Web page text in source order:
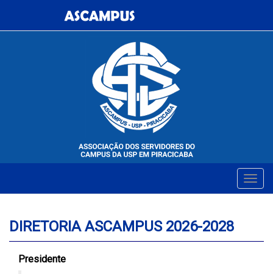
DIRETORIA ASCAMPUS 2026-2028
Presidente